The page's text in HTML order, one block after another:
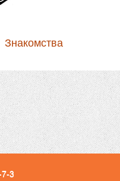
Знакомства
3